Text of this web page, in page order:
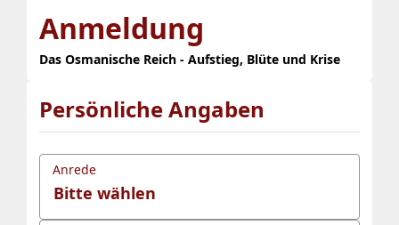
Anmeldung
Das Osmanische Reich - Aufstieg, Blüte und Krise
Persönliche Angaben
Anrede